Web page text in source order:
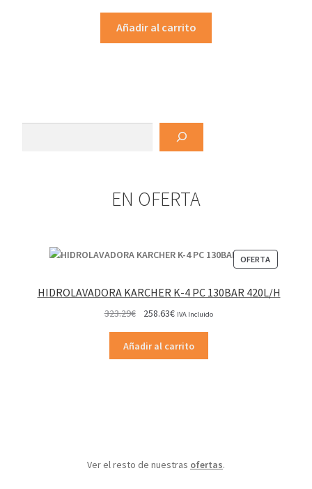
Añadir al carrito
EN OFERTA
OFERTA
EN
HIDROLAVADORA KARCHER K-4 PC 130BAR 420L/H
323.29€
original
era:
258.63€El
actual
es:
IVA Incluido
Añadir al carrito
Ver el resto de nuestras ofertas.